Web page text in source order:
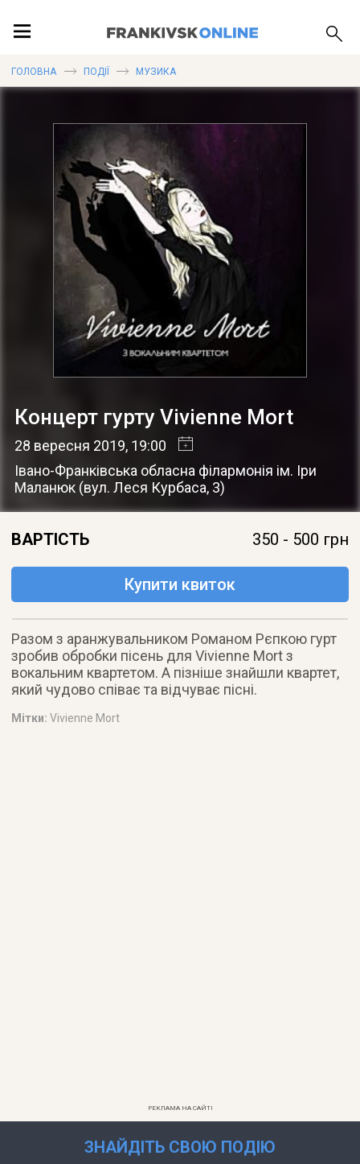
ПУБЛІКАЦІЇ
ГОЛОВНА ПОДІЇ МУЗИКА
Концерт гурту Vivienne Mort
28 вересня 2019, 19:00
Івано-Франківська обласна філармонія ім. Іри
Маланюк (вул. Леся Курбаса, 3)
ВАРТІСТЬ 350 - 500 грн
Купити квиток
Разом з аранжувальником Романом Рєпкою гурт
зробив обробки пісень для Vivienne Mort з
вокальним квартетом. А пізніше знайшли квартет,
який чудово співає та відчуває пісні.
Мітки:Vivienne Mort
РЕКЛАМА НА САЙТІ
ЗНАЙДІТЬ СВОЮ ПОДІЮ